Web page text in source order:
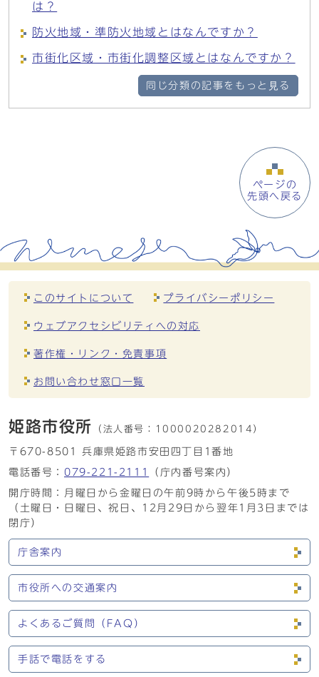
は？
防火地域・準防火地域とはなんですか？
市街化区域・市街化調整区域とはなんですか？
同じ分類の記事をもっと見る
ページの
先頭へ戻る
このサイトについて プライバシーポリシー
ウェブアクセシビリティへの対応
著作権・リンク・免責事項
お問い合わせ窓口一覧
姫路市役所 （法人番号： 1000020282014）
〒670-8501 兵庫県姫路市安田四丁目1番地
電話番号： 079-221-2111
（庁内番号案内）
開庁時間：月曜日から金曜日の午前9時から午後5時まで
（土曜日・日曜日、祝日、12月29日から翌年1月3日までは
閉庁）
庁舎案内
市役所への交通案内
よくあるご質問（FAQ）
手話で電話をする